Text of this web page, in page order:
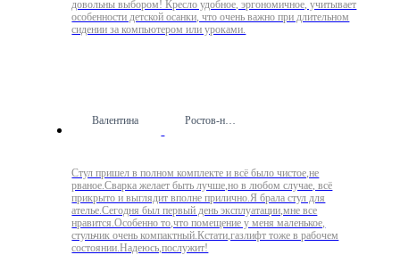
довольны выбором! Кресло удобное, эргономичное, учитывает
особенности детской осанки, что очень важно при длительном
сидении за компьютером или уроками.
Валентина Ростов-на-Дону
Стул пришел в полном комплекте и всё было чистое,не
рваное.Сварка желает быть лучше,но в любом случае, всё
прикрыто и выглядит вполне прилично.Я брала стул для
ателье.Сегодня был первый день эксплуатации,мне все
нравится.Особенно то,что помещение у меня маленькое,
стульчик очень компактный.Кстати,газлифт тоже в рабочем
состоянии.Надеюсь,послужит!